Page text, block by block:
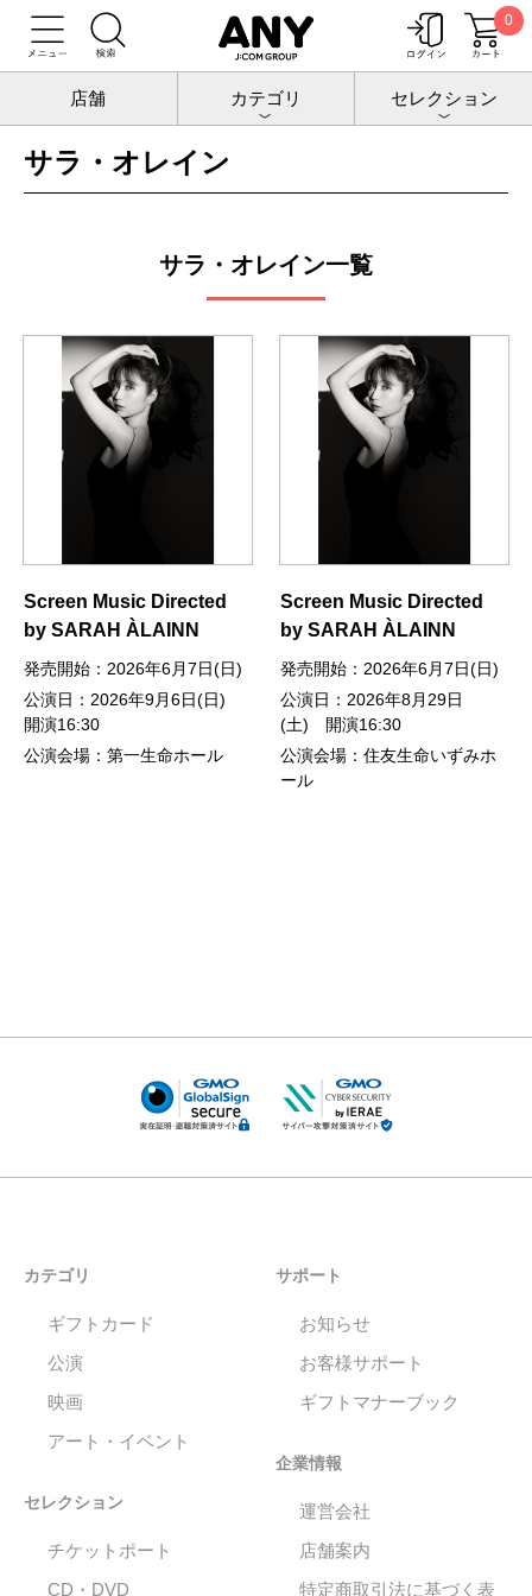
0
店舗 カテゴリ セレクション
トップ 公演 サラ・オレイン
サラ・オレイン
サラ・オレイン一覧
Screen Music Directed
by SARAH ÀLAINN
発売開始：2026年6月7日(日)
公演日：2026年9月6日(日)
開演16:30
公演会場：第一生命ホール
Screen Music Directed
by SARAH ÀLAINN
発売開始：2026年6月7日(日)
公演日：2026年8月29日
(土) 開演16:30
公演会場：住友生命いずみホ
ール
カテゴリ
ギフトカード
公演
映画
アート・イベント
セレクション
チケットポート
CD・DVD
サポート
お知らせ
お客様サポート
ギフトマナーブック
企業情報
運営会社
店舗案内
特定商取引法に基づく表